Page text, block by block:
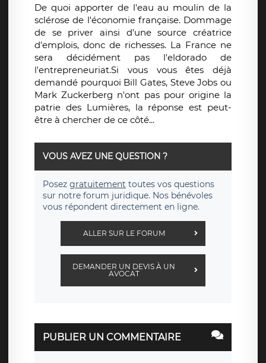
De quoi apporter de l'eau au moulin de la
sclérose de l'économie française. Dommage
de se priver ainsi d'une source créatrice
d'emplois, donc de richesses. La France ne
sera décidément pas l'eldorado de
l'entrepreneuriat.Si vous vous êtes déjà
demandé pourquoi Bill Gates, Steve Jobs ou
Mark Zuckerberg n'ont pas pour origine la
patrie des Lumières, la réponse est peut-
être à chercher de ce côté...
VOUS AVEZ UNE QUESTION ?
Posez gratuitement toutes vos questions
sur notre forum juridique. Nos bénévoles
vous répondent directement en ligne.
ALLER SUR LE FORUM
DEMANDER UN DEVIS À UN
AVOCAT
PUBLIER UN COMMENTAIRE